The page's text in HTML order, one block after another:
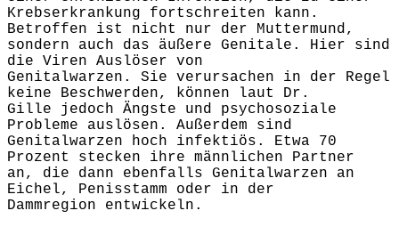
Krebserkrankung fortschreiten kann.
Betroffen ist nicht nur der Muttermund,
sondern auch das äußere Genitale. Hier sind
die Viren Auslöser von
Genitalwarzen. Sie verursachen in der Regel
keine Beschwerden, können laut Dr.
Gille jedoch Ängste und psychosoziale
Probleme auslösen. Außerdem sind
Genitalwarzen hoch infektiös. Etwa 70
Prozent stecken ihre männlichen Partner
an, die dann ebenfalls Genitalwarzen an
Eichel, Penisstamm oder in der
Dammregion entwickeln.